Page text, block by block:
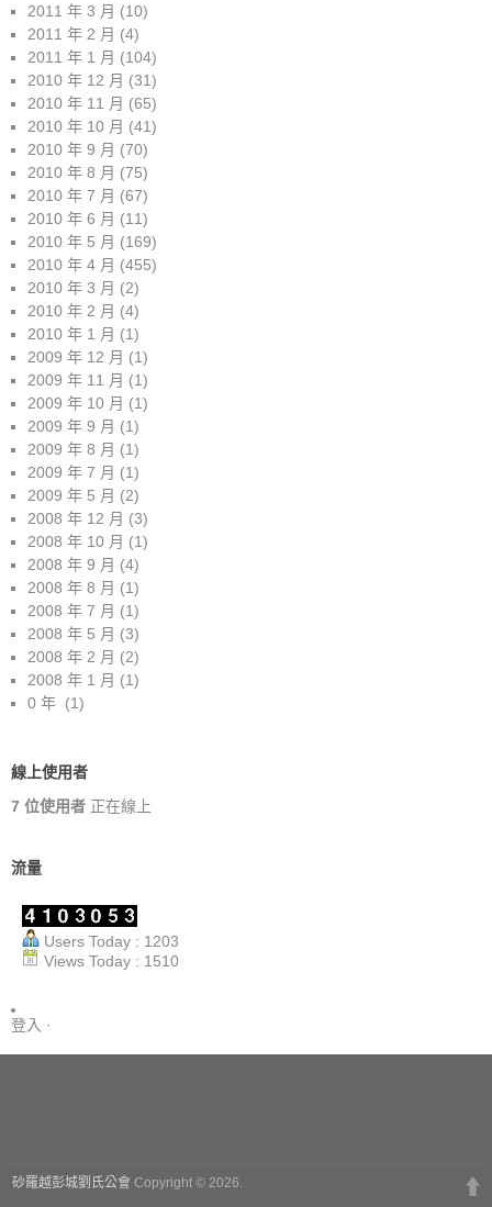
2011 年 3 月 (10)
2011 年 2 月 (4)
2011 年 1 月 (104)
2010 年 12 月 (31)
2010 年 11 月 (65)
2010 年 10 月 (41)
2010 年 9 月 (70)
2010 年 8 月 (75)
2010 年 7 月 (67)
2010 年 6 月 (11)
2010 年 5 月 (169)
2010 年 4 月 (455)
2010 年 3 月 (2)
2010 年 2 月 (4)
2010 年 1 月 (1)
2009 年 12 月 (1)
2009 年 11 月 (1)
2009 年 10 月 (1)
2009 年 9 月 (1)
2009 年 8 月 (1)
2009 年 7 月 (1)
2009 年 5 月 (2)
2008 年 12 月 (3)
2008 年 10 月 (1)
2008 年 9 月 (4)
2008 年 8 月 (1)
2008 年 7 月 (1)
2008 年 5 月 (3)
2008 年 2 月 (2)
2008 年 1 月 (1)
0 年 (1)
線上使用者
7 位使用者 正在線上
流量
Users Today : 1203
Views Today : 1510
登入 ·
砂羅越彭城劉氏公會 Copyright © 2026.